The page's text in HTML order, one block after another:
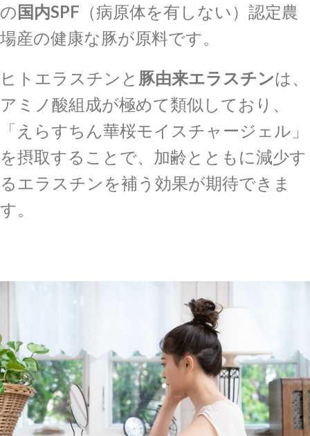
の国内SPF （病原体を有しない）認定農
場産の健康な豚が原料です。
ヒトエラスチンと 豚由来エラスチンは、
アミノ酸組成が極めて類似しており、
「えらすちん華桜モイスチャージェル」
を摂取することで、加齢とともに減少す
るエラスチンを補う効果が期待できま
す。